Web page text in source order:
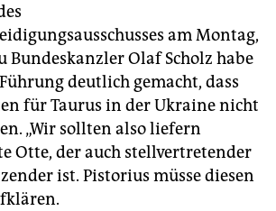
am Montag,
Bundeskanzler Olaf Scholz habe
deutlich gemacht, dass
für Taurus in der Ukraine nicht
„Wir sollten also liefern
Otte, der auch stellvertretender
ist. Pistorius müsse diesen